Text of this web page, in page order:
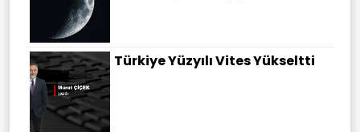
Türkiye Yüzyılı Vites Yükseltti